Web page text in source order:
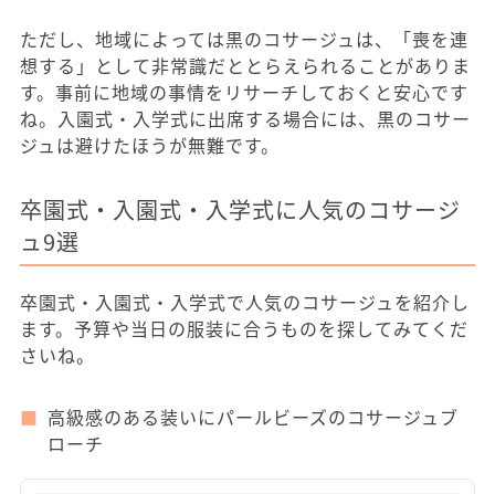
ただし、地域によっては黒のコサージュは、「喪を連
想する」として非常識だととらえられることがありま
す。事前に地域の事情をリサーチしておくと安心です
ね。入園式・入学式に出席する場合には、黒のコサー
ジュは避けたほうが無難です。
卒園式・入園式・入学式に人気のコサージ
ュ9選
卒園式・入園式・入学式で人気のコサージュを紹介し
ます。予算や当日の服装に合うものを探してみてくだ
さいね。
高級感のある装いにパールビーズのコサージュブ
ローチ